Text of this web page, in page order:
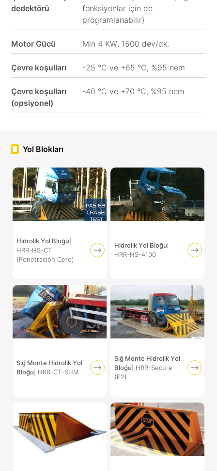
dedektörü
fonksiyonlar için de
programlanabilir)
Motor Gücü Min 4 KW, 1500 dev/dk.
Çevre koşulları -25 °C ve +65 °C, %95 nem
Çevre koşulları
(opsiyonel)
-40 °C ve +70 °C, %95 nem
Yol Blokları
Hidrolik Yol Bloğu
HRR-HS-CT
(Penetración Cero)
Hidrolik Yol Bloğul
HRR-HS-4100
Sığ Monte Hidrolik Yol
Bloğu | HRR-CT-SHM
Sığ Monte Hidrolik Yol
Bloğu | HRR-Secure
(P2)